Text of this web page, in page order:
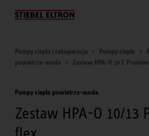
O nas
Pompy ciepła i rekuperacja Pompy ciepła
powietrze-woda
Zestaw HPA-O 10 C
Pompy ciepła powietrze-woda
Zestaw HPA-O 10/13